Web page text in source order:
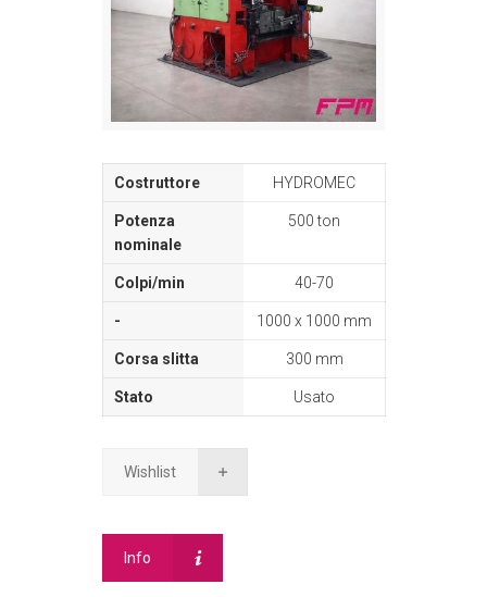
HYDROMEC
500 ton
40-70
1000 x 1000 mm
300 mm
Usato
Wishlist
Info